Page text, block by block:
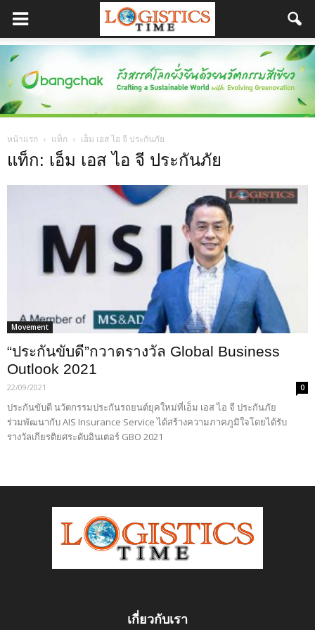
หน้าแรก แท็ก เอ็ม เอส ไอ จี ประกันภัย
แท็ก: เอ็ม เอส ไอ จี ประกันภัย
Movement
“ประกันขับดี”กวาดรางวัล Global Business
Outlook 2021
22/09/2021 0
ประกันขับดี นวัตกรรมประกันรถยนต์ยุคใหม่ที่เอ็ม เอส ไอ จี ประกันภัย
ร่วมพัฒนากับ AIS Insurance Service ได้สร้างความภาคภูมิใจโดยได้รับ
รางวัลเกียรติยศระดับอินเตอร์ GBO 2021
เกี่ยวกับเรา